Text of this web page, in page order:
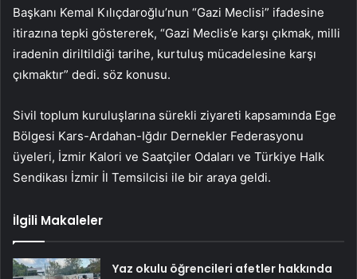
Başkanı Kemal Kılıçdaroğlu’nun “Gazi Meclisi” ifadesine
itirazına tepki göstererek, “Gazi Meclis’e karşı çıkmak, milli
iradenin diriltildiği tarihe, kurtuluş mücadelesine karşı
çıkmaktır” dedi. söz konusu.
Sivil toplum kuruluşlarına sürekli ziyareti kapsamında Ege
Bölgesi Kars-Ardahan-Iğdır Dernekler Federasyonu
üyeleri, İzmir Kalori ve Saatçiler Odaları ve Türkiye Halk
Sendikası İzmir İl Temsilcisi ile bir araya geldi.
İlgili Makaleler
Yaz okulu öğrencileri afetler hakkında